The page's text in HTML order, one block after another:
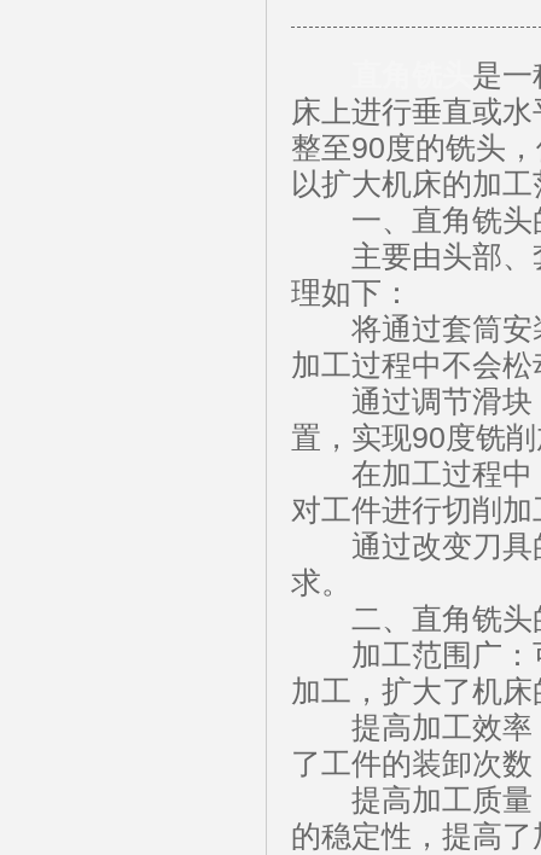
是一
床上进行垂直或
整至90度的铣头
以扩大机床的加
一、直角铣头
主要由头部、
理如下：
将通过套筒安
加工过程中不会松
通过调节滑块
置，实现90度铣
在加工过程中
对工件进行切削加
通过改变刀具
求。
二、直角铣头
加工范围广：
加工，扩大了机
提高加工效率
了工件的装卸次
提高加工质量
的稳定性，提高